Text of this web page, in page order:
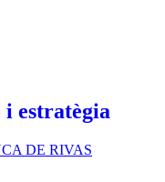
i estratègia
DE RIVAS